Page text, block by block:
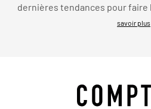
dernières tendances pour faire
savoir plus